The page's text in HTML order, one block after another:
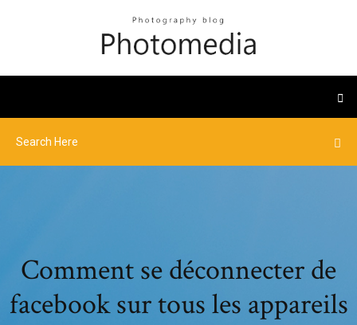
Comment se déconnecter de
facebook sur tous les appareils